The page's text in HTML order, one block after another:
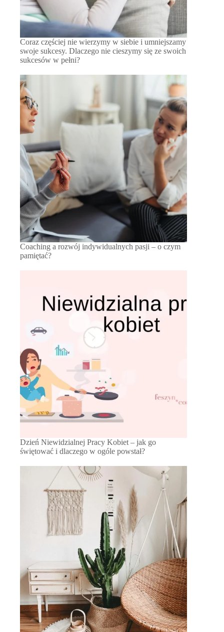
Coraz częściej nie wierzymy w siebie i umniejszamy
swoje sukcesy. Dlaczego nie cieszymy się ze swoich
sukcesów w pełni?
Coaching a rozwój indywidualnych pasji – o czym
pamiętać?
Dzień Niewidzialnej Pracy Kobiet – jak go
świętować i dlaczego w ogóle powstał?